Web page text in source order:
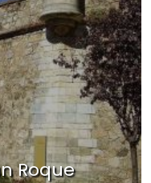
Roque